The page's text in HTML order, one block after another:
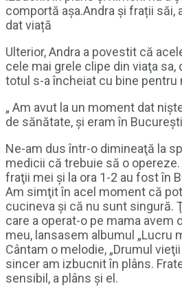
comportă așa.Andra și frații săi,
dat viață
Ulterior, Andra a povestit că
cele mai grele clipe din viaţa sa,
totul s-a încheiat cu bine pentru
„ Am avut la un moment dat
de sănătate, şi eram în
Ne-am dus într-o dimineaţă la
medicii că trebuie să o
fraţii mei şi la ora 1-2 au fost în
Am simţit în acel moment că
cucineva şi că nu sunt singură.
care a operat-o pe mama avem
meu, lansasem albumul „Lucru
Cântam o melodie, „Drumul
sincer am izbucnit în plâns.
sensibil, a plâns şi el.